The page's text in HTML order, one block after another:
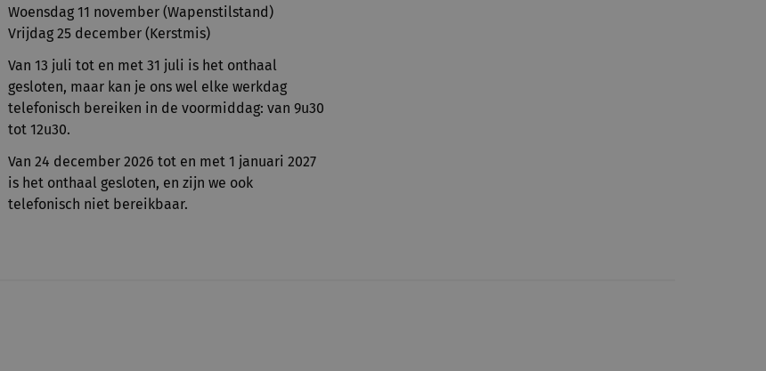
Woensdag 11 november (Wapenstilstand)
Vrijdag 25 december (Kerstmis)
Van 13 juli tot en met 31 juli is het onthaal
gesloten, maar kan je ons wel elke werkdag
telefonisch bereiken in de voormiddag: van 9u30
tot 12u30.
Van 24 december 2026 tot en met 1 januari 2027
is het onthaal gesloten, en zijn we ook
telefonisch niet bereikbaar.